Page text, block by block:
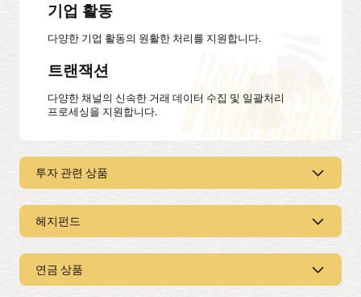
기업 활동
다양한 기업 활동의 원활한 처리를 지원합니다.
트랜잭션
다양한 채널의 신속한 거래 데이터 수집 및 일괄처리
프로세싱을 지원합니다.
투자 관련 상품
광범위한 상품 지원
헤지펀드
다양한 구조
연금 상품